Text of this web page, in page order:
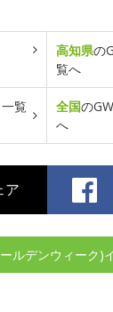
高知県の
覧へ
覧
全国の
へ
ア
ルデンウィーク)